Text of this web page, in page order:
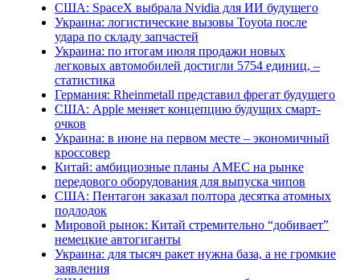
США: SpaceX выбрала Nvidia для ИИ будущего
Украина: логистические вызовы Toyota после
удара по складу запчастей
Украина: по итогам июля продажи новых
легковых автомобилей достигли 5754 единиц, –
статистика
Германия: Rheinmetall представил фрегат будущего
США: Apple меняет концепцию будущих смарт-
очков
Украина: в июне на первом месте – экономичный
кроссовер
Китай: амбициозные планы AMEC на рынке
передового оборудования для выпуска чипов
США: Пентагон заказал полтора десятка атомных
подлодок
Мировой рынок: Китай стремительно “добивает”
немецкие автогиганты
Украина: для тысяч ракет нужна база, а не громкие
заявления